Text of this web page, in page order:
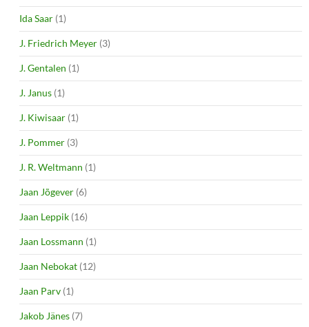
Ida Saar (1)
J. Friedrich Meyer (3)
J. Gentalen (1)
J. Janus (1)
J. Kiwisaar (1)
J. Pommer (3)
J. R. Weltmann (1)
Jaan Jõgever (6)
Jaan Leppik (16)
Jaan Lossmann (1)
Jaan Nebokat (12)
Jaan Parv (1)
Jakob Jänes (7)